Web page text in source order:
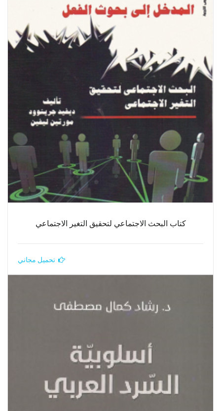
كتاب البحث الاجتماعي لتحقيق التغير الاجتماعي
تحميل مجاني